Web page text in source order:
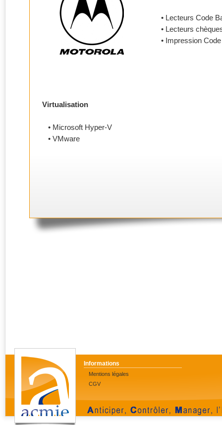
• Lecteurs Code
• Lecteurs
• Impression
Virtualisation
• Microsoft Hyper-V
• VMware
Informations
Mentions légales
CGV